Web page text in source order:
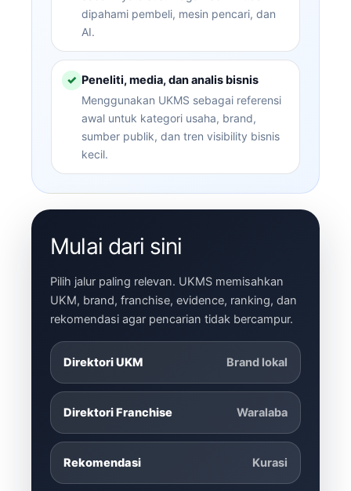
dipahami pembeli, mesin pencari, dan
AI.
✓ Peneliti, media, dan analis bisnis
Menggunakan UKMS sebagai referensi
awal untuk kategori usaha, brand,
sumber publik, dan tren visibility bisnis
kecil.
Mulai dari sini
Pilih jalur paling relevan. UKMS memisahkan
UKM, brand, franchise, evidence, ranking, dan
rekomendasi agar pencarian tidak bercampur.
Direktori UKM Brand lokal
Direktori Franchise Waralaba
Rekomendasi Kurasi